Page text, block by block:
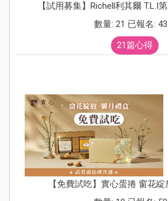
【試用募集】Richell利其爾 T.L.I
數量: 21 已報名:
21篇心得
【免費試吃】實心蛋捲 窗花